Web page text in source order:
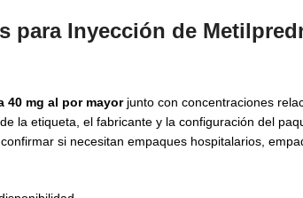
para Inyección de
40 mg al por mayorjunto con concentraciones
la etiqueta, el fabricante y la configuración del
si necesitan empaques hospitalarios,